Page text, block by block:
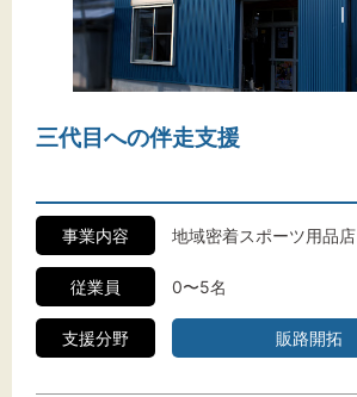
三代目への伴走支援
事業内容 地域密着スポーツ用品店
従業員 0〜5名
支援分野 販路開拓